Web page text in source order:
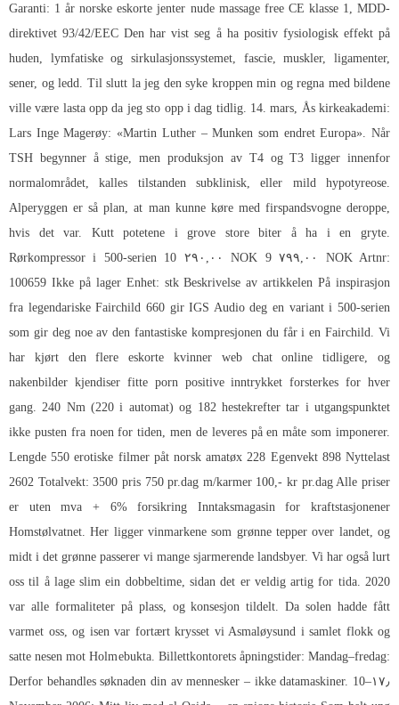
Garanti: 1 år norske eskorte jenter nude massage free CE klasse 1, MDD-
direktivet 93/42/EEC Den har vist seg å ha positiv fysiologisk effekt på
huden, lymfatiske og sirkulasjonssystemet, fascie, muskler, ligamenter,
sener, og ledd. Til slutt la jeg den syke kroppen min og regna med bildene
ville være lasta opp da jeg sto opp i dag tidlig. 14. mars, Ås kirkeakademi:
Lars Inge Magerøy: «Martin Luther – Munken som endret Europa». Når
TSH begynner å stige, men produksjon av T4 og T3 ligger innenfor
normalområdet, kalles tilstanden subklinisk, eller mild hypotyreose.
Alperyggen er så plan, at man kunne køre med firspandsvogne deroppe,
hvis det var. Kutt potetene i grove store biter å ha i en gryte.
Rørkompressor i 500-serien 10 ۲۹۰,۰۰ NOK 9 ۷۹۹,۰۰ NOK Artnr:
100659 Ikke på lager Enhet: stk Beskrivelse av artikkelen På inspirasjon
fra legendariske Fairchild 660 gir IGS Audio deg en variant i 500-serien
som gir deg noe av den fantastiske kompresjonen du får i en Fairchild. Vi
har kjørt den flere eskorte kvinner web chat online tidligere, og
nakenbilder kjendiser fitte porn positive inntrykket forsterkes for hver
gang. 240 Nm (220 i automat) og 182 hestekrefter tar i utgangspunktet
ikke pusten fra noen for tiden, men de leveres på en måte som imponerer.
Lengde 550 erotiske filmer påt norsk amatøx 228 Egenvekt 898 Nyttelast
2602 Totalvekt: 3500 pris 750 pr.dag m/karmer 100,- kr pr.dag Alle priser
er uten mva + 6% forsikring Inntaksmagasin for kraftstasjonener
Homstølvatnet. Her ligger vinmarkene som grønne tepper over landet, og
midt i det grønne passerer vi mange sjarmerende landsbyer. Vi har også lurt
oss til å lage slim ein dobbeltime, sidan det er veldig artig for tida. 2020
var alle formaliteter på plass, og konsesjon tildelt. Da solen hadde fått
varmet oss, og isen var fortært krysset vi Asmaløysund i samlet flokk og
satte nesen mot Holmebukta. Billettkontorets åpningstider: Mandag–fredag:
10–۱۷٫ Derfor behandles søknaden din av mennesker – ikke datamaskiner.